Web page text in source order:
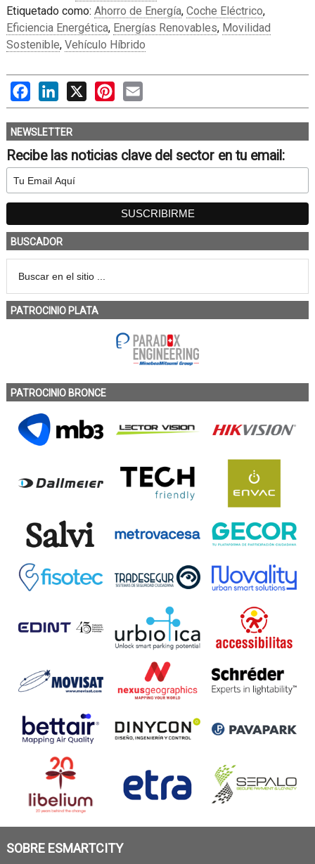
Etiquetado como: Ahorro de Energía, Coche Eléctrico,
Eficiencia Energética, Energías Renovables, Movilidad
Sostenible, Vehículo Híbrido
FacebookLinkedIn Pinterest
NEWSLETTER
Recibe las noticias clave del sector en tu email:
BUSCADOR
PATROCINIO PLATA
PATROCINIO BRONCE
SOBRE ESMARTCITY